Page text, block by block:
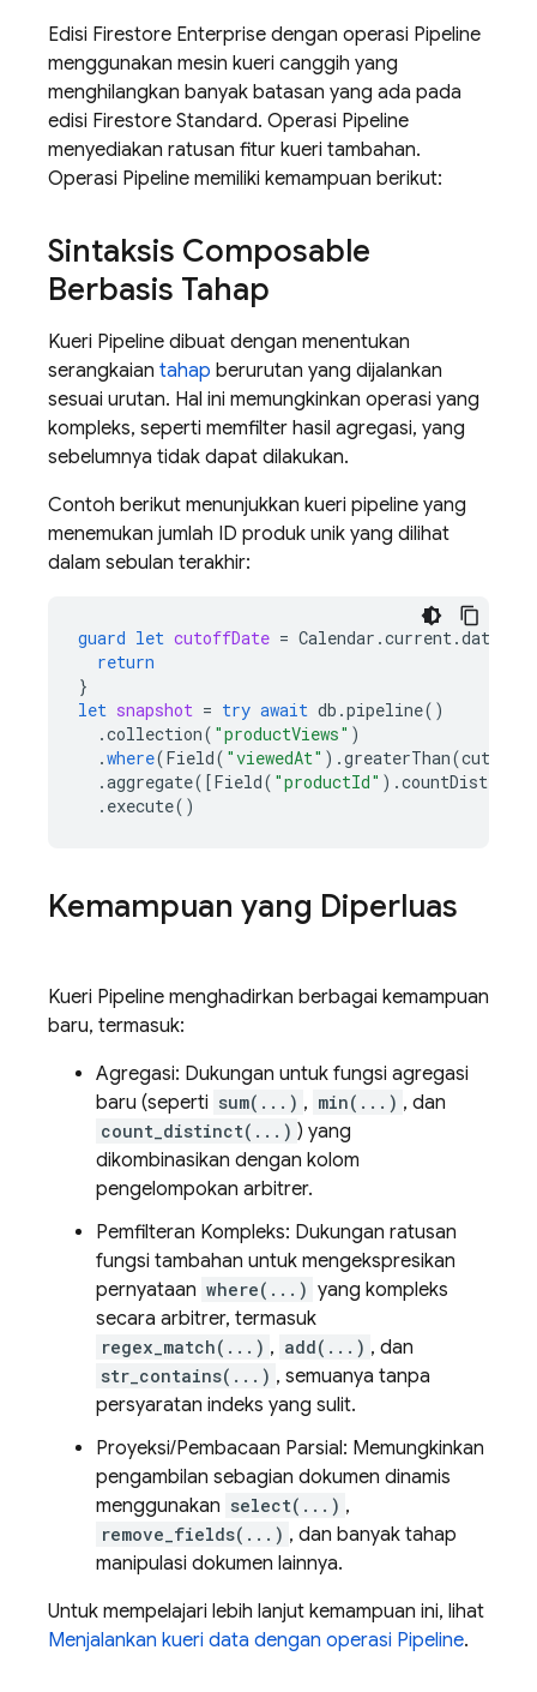
Edisi Firestore Enterprise dengan operasi Pipeline
menggunakan mesin kueri canggih yang
menghilangkan banyak batasan yang ada pada
edisi Firestore Standard. Operasi Pipeline
menyediakan ratusan fitur kueri tambahan.
Operasi Pipeline memiliki kemampuan berikut:
Sintaksis Composable
Berbasis Tahap
Kueri Pipeline dibuat dengan menentukan
serangkaian tahap berurutan yang dijalankan
sesuai urutan. Hal ini memungkinkan operasi yang
kompleks, seperti memfilter hasil agregasi, yang
sebelumnya tidak dapat dilakukan.
Contoh berikut menunjukkan kueri pipeline yang
menemukan jumlah ID produk unik yang dilihat
dalam sebulan terakhir:
guard let cutoffDate = Calendar .current.date
return
}
let snapshot = try await db .pipeline()
.collection( "productViews" )
.where(Field( "viewedAt" ).greaterThan(
.aggregate([Field( "productId" ).countDistinct
. execute()
Kemampuan yang Diperluas
Kueri Pipeline menghadirkan berbagai kemampuan
baru, termasuk:
Agregasi: Dukungan untuk fungsi agregasi
baru (seperti sum(...) , min(...) , dan
count_distinct(...) ) yang
dikombinasikan dengan kolom
pengelompokan arbitrer.
Pemfilteran Kompleks: Dukungan ratusan
fungsi tambahan untuk mengekspresikan
pernyataan where(...) yang kompleks
secara arbitrer, termasuk
regex_match(...) , add(...) , dan
str_contains(...) , semuanya tanpa
persyaratan indeks yang sulit.
Proyeksi/Pembacaan Parsial: Memungkinkan
pengambilan sebagian dokumen dinamis
menggunakan select(...) ,
remove_fields(...) , dan banyak tahap
manipulasi dokumen lainnya.
Untuk mempelajari lebih lanjut kemampuan ini, lihat
Menjalankan kueri data dengan operasi Pipeline.